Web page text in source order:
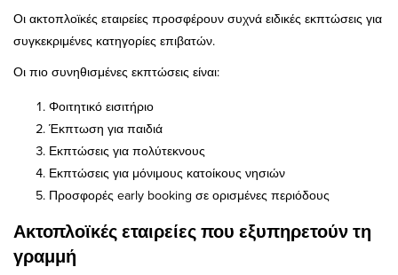
Οι ακτοπλοϊκές εταιρείες προσφέρουν συχνά ειδικές εκπτώσεις για
συγκεκριμένες κατηγορίες επιβατών.
Οι πιο συνηθισμένες εκπτώσεις είναι:
Φοιτητικό εισιτήριο
Έκπτωση για παιδιά
Εκπτώσεις για πολύτεκνους
Εκπτώσεις για μόνιμους κατοίκους νησιών
Προσφορές early booking σε ορισμένες περιόδους
Ακτοπλοϊκές εταιρείες που εξυπηρετούν τη
γραμμή